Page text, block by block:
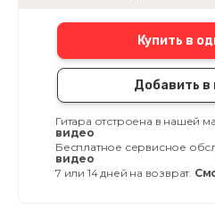
Купить в
Добавить в
Гитара отстроена в нашей
видео
Бесплатное сервисное
видео
7 или 14 дней на возврат.